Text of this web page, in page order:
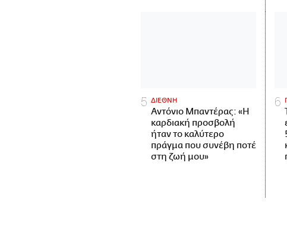
ΔΙΕΘΝΗ
Αντόνιο Μπαντέρας: «Η
καρδιακή προσβολή
ήταν το καλύτερο
πράγμα που συνέβη ποτέ
στη ζωή μου»